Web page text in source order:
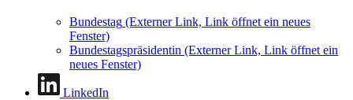
Bundestag (Externer Link, Link öffnet ein neues
Fenster)
Bundestagspräsidentin (Externer Link, Link öffnet ein
neues Fenster)
LinkedIn